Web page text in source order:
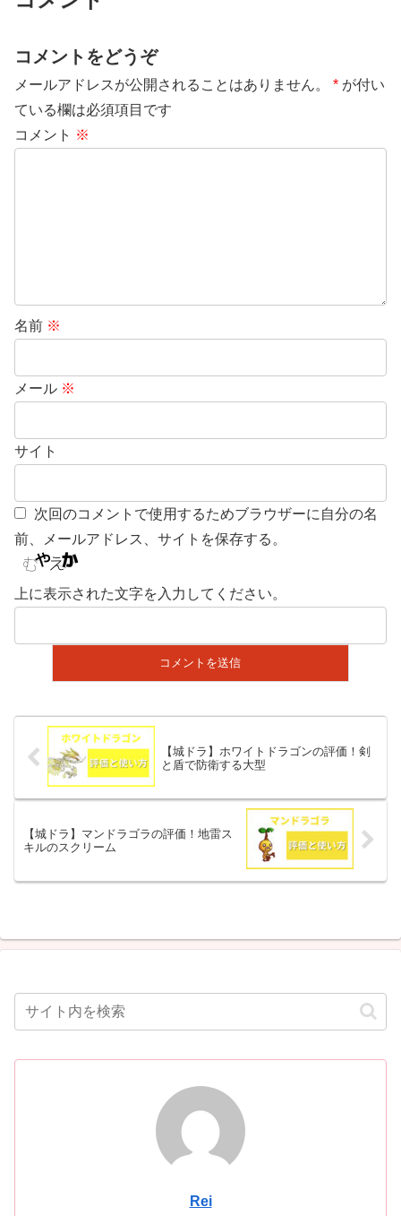
コメントをどうぞ
メールアドレスが公開されることはありません。 * が付い
ている欄は必須項目です
コメント ※
名前 ※
メール ※
サイト
次回のコメントで使用するためブラウザーに自分の名
前、メールアドレス、サイトを保存する。
上に表示された文字を入力してください。
【城ドラ】ホワイトドラゴンの評価！剣
と盾で防衛する大型
【城ドラ】マンドラゴラの評価！地雷ス
キルのスクリーム
Rei